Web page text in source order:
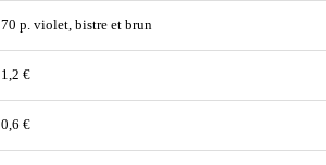
70 p. violet, bistre et brun
1,2 €
0,6 €